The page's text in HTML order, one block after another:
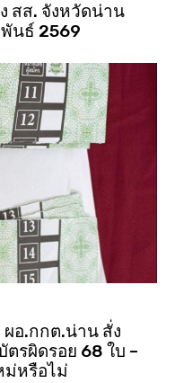
สส. จังหวัดน่าน
นธ์ 2569
อ.กกต.น่าน สั่ง
รผิดรอย 68 ใบ –
ม่หรือไม่